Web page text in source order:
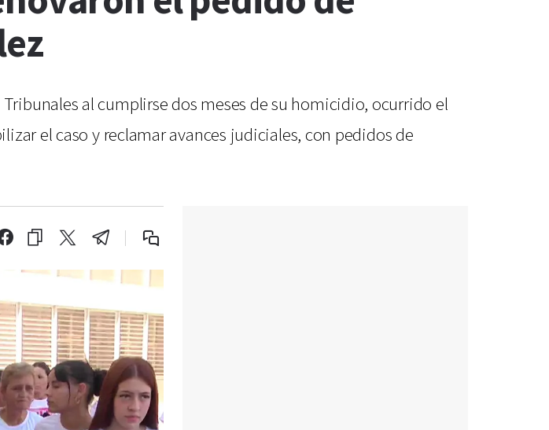
al cumplirse dos meses de su homicidio, ocurrido el
el caso y reclamar avances judiciales, con pedidos de